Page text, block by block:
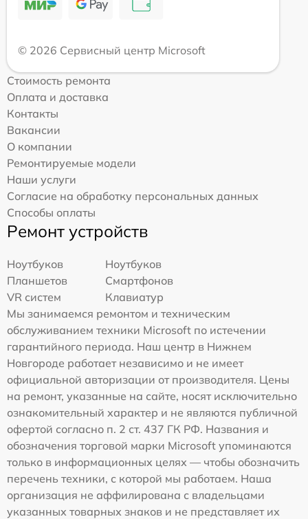
© 2026 Сервисный центр Microsoft
Стоимость ремонта
Оплата и доставка
Контакты
Вакансии
О компании
Ремонтируемые модели
Наши услуги
Согласие на обработку персональных данных
Способы оплаты
Ремонт устройств
Ноутбуков
Ноутбуков
Планшетов
Смартфонов
VR систем
Клавиатур
Мы занимаемся ремонтом и техническим
обслуживанием техники Microsoft по истечении
гарантийного периода. Наш центр в Нижнем
Новгороде работает независимо и не имеет
официальной авторизации от производителя. Цены
на ремонт, указанные на сайте, носят исключительно
ознакомительный характер и не являются публичной
офертой согласно п. 2 ст. 437 ГК РФ. Названия и
обозначения торговой марки Microsoft упоминаются
только в информационных целях — чтобы обозначить
перечень техники, с которой мы работаем. Наша
организация не аффилирована с владельцами
указанных товарных знаков и не представляет их